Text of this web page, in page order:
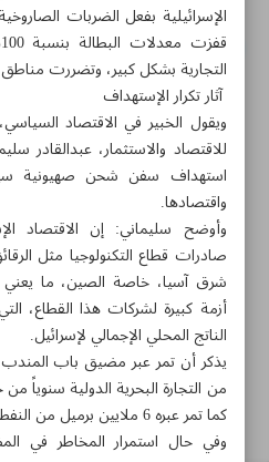
طهران-شارع سهروردي-شارع
والاعلامية
۸۸۷٦۱۷۲۰
الإسرائيلية بفعل الضربات
التجارية بشكل كبير، وتضررت
آثار تكرار الإستهداف
ويقول الخبير في الاقتصاد السياسي،
للاقتصاد والاستثمار، عبدالقادر
استهداف سفن شحن صهيونية
واقتصادها.
وأوضح سليماني: إن الاقتصاد
صادرات قطاع التكنولوجيا مثل
شرق آسيا، خاصة الصين، ما يعني
أزمة كبيرة لشركات هذا القطاع،
الناتج المحلي الإجمالي لإسرائيل.
كما تمر عبره 6 ملايين برميل من النفط يومياً.
وفي حال استمرار المخاطر في